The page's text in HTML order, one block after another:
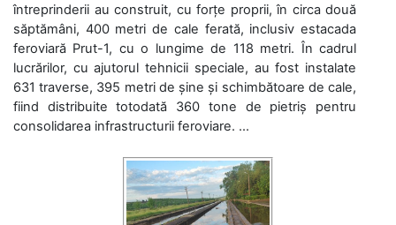
întreprinderii au construit, cu forțe proprii, în circa două
săptămâni, 400 metri de cale ferată, inclusiv estacada
feroviară Prut-1, cu o lungime de 118 metri. În cadrul
lucrărilor, cu ajutorul tehnicii speciale, au fost instalate
631 traverse, 395 metri de șine și schimbătoare de cale,
fiind distribuite totodată 360 tone de pietriș pentru
consolidarea infrastructurii feroviare. ...